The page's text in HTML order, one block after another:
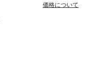
価格について